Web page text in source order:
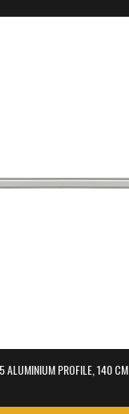
ALUMINIUM PROFILE, 140 CM